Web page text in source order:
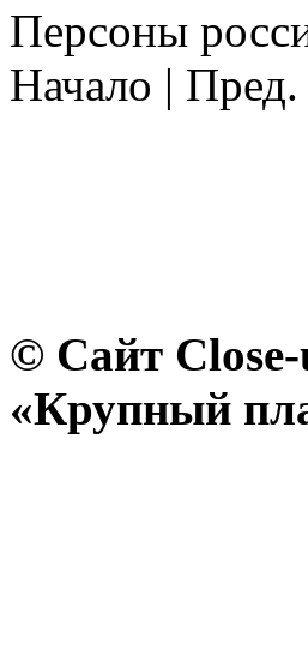
Персоны
Начало | Пред.
© Сайт
«Крупный